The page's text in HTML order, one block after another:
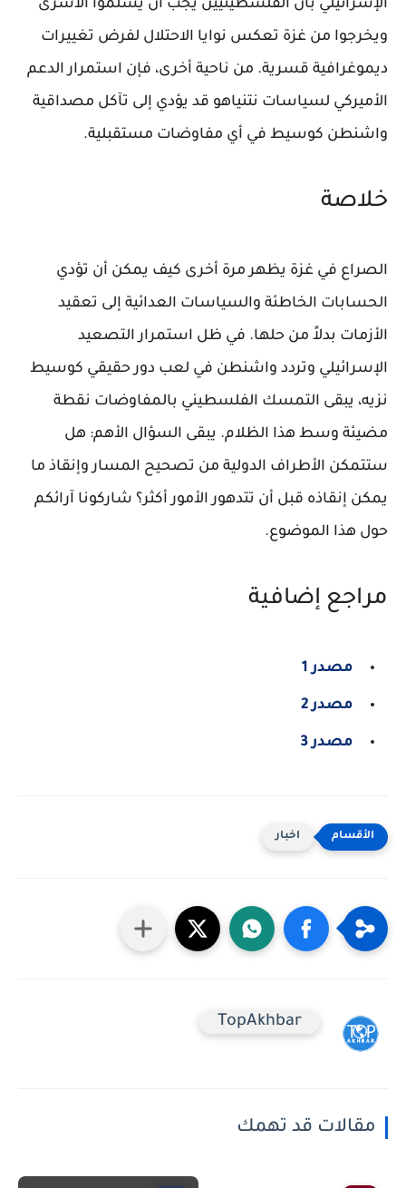
الإسرائيلي بأن الفلسطينيين يجب أن يسلموا الأسرى
ويخرجوا من غزة تعكس نوايا الاحتلال لفرض تغييرات
ديموغرافية قسرية. من ناحية أخرى، فإن استمرار الدعم
الأميركي لسياسات نتنياهو قد يؤدي إلى تآكل مصداقية
واشنطن كوسيط في أي مفاوضات مستقبلية.
خلاصة
الصراع في غزة يظهر مرة أخرى كيف يمكن أن تؤدي
الحسابات الخاطئة والسياسات العدائية إلى تعقيد
الأزمات بدلاً من حلها. في ظل استمرار التصعيد
الإسرائيلي وتردد واشنطن في لعب دور حقيقي كوسيط
نزيه، يبقى التمسك الفلسطيني بالمفاوضات نقطة
مضيئة وسط هذا الظلام. يبقى السؤال الأهم: هل
ستتمكن الأطراف الدولية من تصحيح المسار وإنقاذ ما
يمكن إنقاذه قبل أن تتدهور الأمور أكثر؟ شاركونا آرائكم
حول هذا الموضوع.
مراجع إضافية
مصدر 1
مصدر 2
مصدر 3
اخبار
TopAkhbar
مقالات قد تهمك